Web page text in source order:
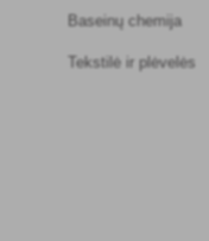
Baseinų chemija
Tekstilė ir plėvelės